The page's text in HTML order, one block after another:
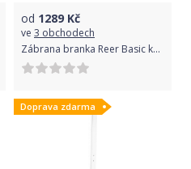
od 1289 Kč
ve 3 obchodech
Zábrana branka Reer Basic kovová
Doprava zdarma